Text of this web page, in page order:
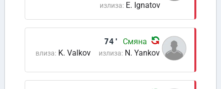
излиза: E. Ignatov
74' Смяна
влиза: K. Valkov излиза: N. Yankov